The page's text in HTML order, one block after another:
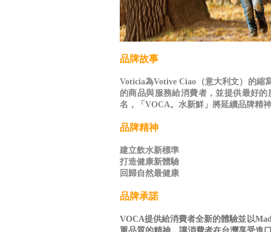
品牌故事
Voticia為Votive Ciao （意大利文）的
的商品與服務給消費者，並提供最好的
名，「VOCA。水新鮮」將延續品牌精
品牌精神
建立飲水新標準
打造健康新體驗
回歸自然最健康
品牌承諾
VOCA提供給消費者全新的體驗並以